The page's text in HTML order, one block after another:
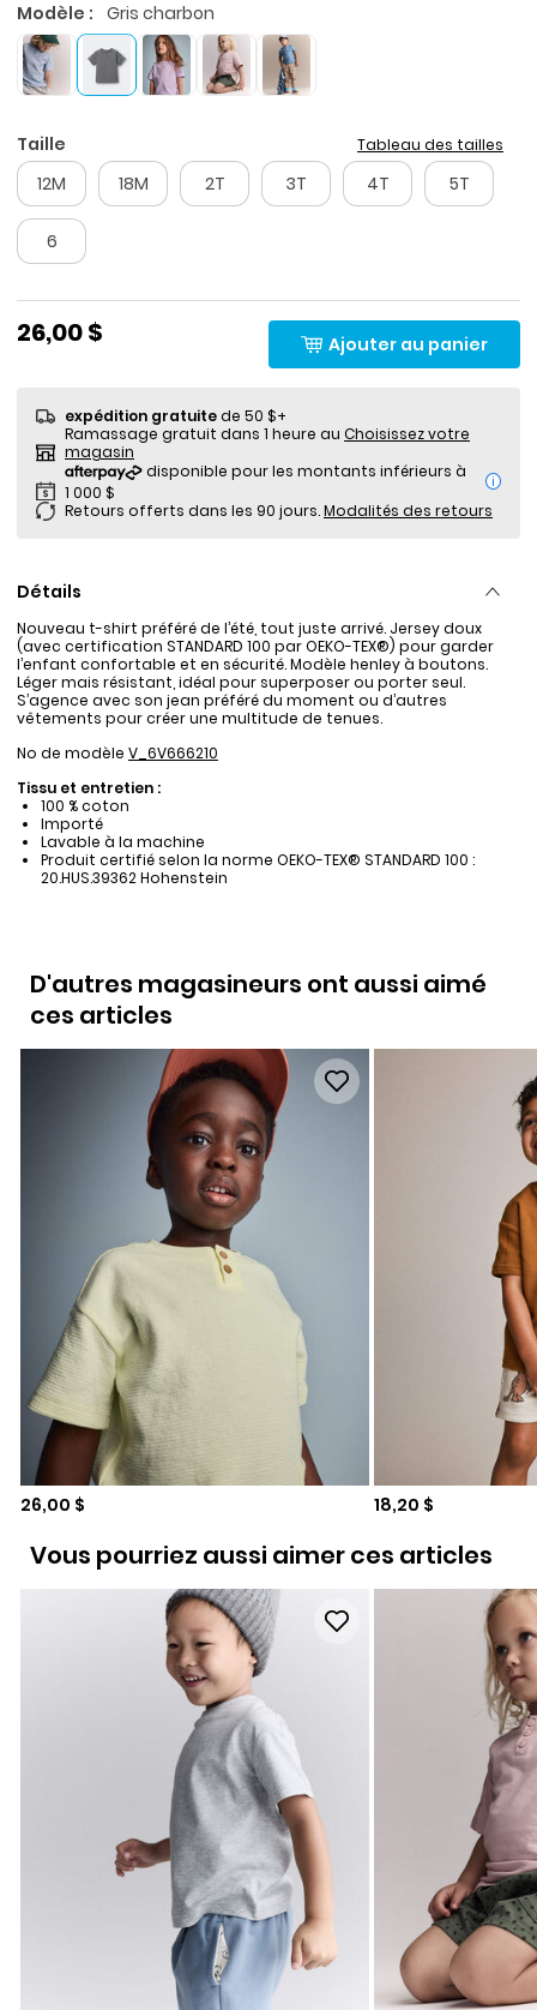
Modèle : Gris charbon
Taille Tableau des tailles
12M 18M 2T 3T 4T 5T
6
26,00 $ Ajouter au panier
expédition gratuitede 50 $+
Ramassage gratuit dans 1 heure au Choisissez votre
magasin
i
Retours offerts dans les 90 jours.Modalités des retours
Détails
Nouveau t-shirt préféré de l’été, tout juste arrivé. Jersey doux
(avec certification STANDARD 100 par OEKO-TEX®) pour garder
l’enfant confortable et en sécurité. Modèle henley à boutons.
Léger mais résistant, idéal pour superposer ou porter seul.
S’agence avec son jean préféré du moment ou d’autres
vêtements pour créer une multitude de tenues.
No de modèle V_6V666210
Tissu et entretien :
100 % coton
Importé
Lavable à la machine
Produit certifié selon la norme OEKO-TEX® STANDARD 100 :
20.HUS.39362 Hohenstein
D'autres magasineurs ont aussi aimé
ces articles
Prix de solde
26,00 $ Prix de solde
18,20 $
Vous pourriez aussi aimer ces articles